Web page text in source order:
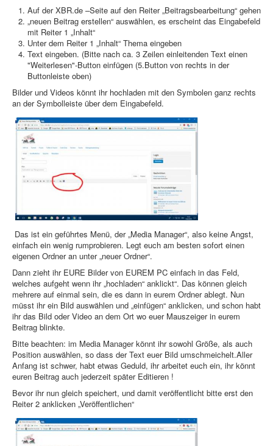
Cafe-Ecke
Suche
Auf der XBR.de –Seite auf den Reiter „Beitragsbearbeitung“ gehen
„neuen Beitrag erstellen“ auswählen, es erscheint das Eingabefeld
mit Reiter 1 „Inhalt“
Unter dem Reiter 1 „Inhalt“ Thema eingeben
Text eingeben. (Bitte nach ca. 3 Zeilen einleitenden Text einen
"Weiterlesen"-Button einfügen (5.Button von rechts in der
Buttonleiste oben)
Bilder und Videos könnt ihr hochladen mit den Symbolen ganz rechts
an der Symbolleiste über dem Eingabefeld.
Das ist ein geführtes Menü, der „Media Manager“, also keine Angst,
einfach ein wenig rumprobieren. Legt euch am besten sofort einen
eigenen Ordner an unter „neuer Ordner“.
Dann zieht ihr EURE Bilder von EUREM PC einfach in das Feld,
welches aufgeht wenn ihr „hochladen“ anklickt“. Das können gleich
mehrere auf einmal sein, die es dann in eurem Ordner ablegt. Nun
müsst ihr ein Bild auswählen und „einfügen“ anklicken, und schon habt
ihr das Bild oder Video an dem Ort wo euer Mauszeiger in eurem
Beitrag blinkte.
Bitte beachten: im Media Manager könnt ihr sowohl Größe, als auch
Position auswählen, so dass der Text euer Bild umschmeichelt.Aller
Anfang ist schwer, habt etwas Geduld, ihr arbeitet euch ein, ihr könnt
euren Beitrag auch jederzeit später Editieren !
Bevor ihr nun gleich speichert, und damit veröffentlicht bitte erst den
Reiter 2 anklicken „Veröffentlichen“